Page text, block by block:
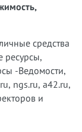
средства
-Ведомости,
ngs.ru, a42.ru,
и